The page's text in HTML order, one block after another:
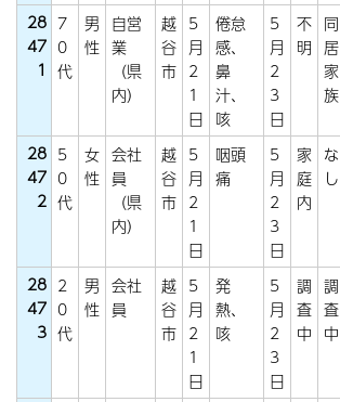
28
47
1
7
0
代
男
性
自営
業
（県
内）
越
谷
市
5
月
2
1
日
倦怠
感、
鼻
汁、
咳
5
月
2
3
日
不
明
同
居
家
族
28
47
2
5
0
代
女
性
会社
員
（県
内）
越
谷
市
5
月
2
1
日
咽頭
痛
5
月
2
3
日
家
庭
内
な
し
28
47
3
2
0
代
男
性
会社
員
越
谷
市
5
月
2
1
日
発
熱、
咳
5
月
2
3
日
調
査
中
調
査
中